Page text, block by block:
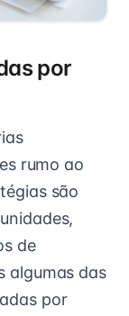
por
rumo ao
são
de
algumas das
por